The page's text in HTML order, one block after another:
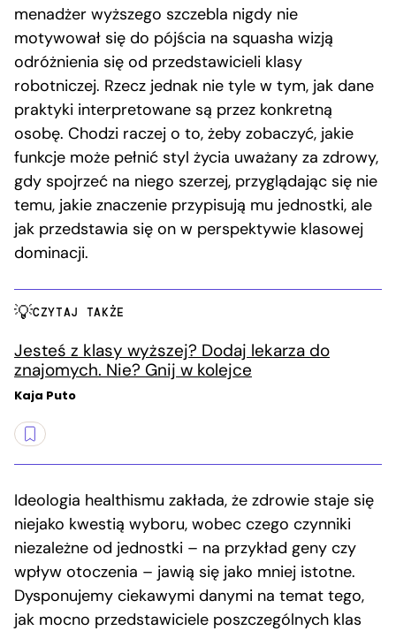
menadżer wyższego szczebla nigdy nie
motywował się do pójścia na squasha wizją
odróżnienia się od przedstawicieli klasy
robotniczej. Rzecz jednak nie tyle w tym, jak dane
praktyki interpretowane są przez konkretną
osobę. Chodzi raczej o to, żeby zobaczyć, jakie
funkcje może pełnić styl życia uważany za zdrowy,
gdy spojrzeć na niego szerzej, przyglądając się nie
temu, jakie znaczenie przypisują mu jednostki, ale
jak przedstawia się on w perspektywie klasowej
dominacji.
CZYTAJ TAKŻE
Jesteś z klasy wyższej? Dodaj lekarza do
znajomych. Nie? Gnij w kolejce
Kaja Puto
Ideologia healthismu zakłada, że zdrowie staje się
niejako kwestią wyboru, wobec czego czynniki
niezależne od jednostki – na przykład geny czy
wpływ otoczenia – jawią się jako mniej istotne.
Dysponujemy ciekawymi danymi na temat tego,
jak mocno przedstawiciele poszczególnych klas